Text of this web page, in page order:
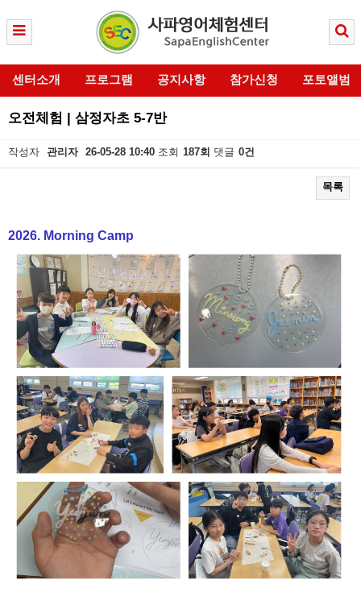
센터소개 프로그램 공지사항 참가신청 포토앨범
오전체험 | 삼정자초 5-7반
작성자 관리자 26-05-28 10:40 조회 187회 댓글 0건
목록
2026. Morning Camp